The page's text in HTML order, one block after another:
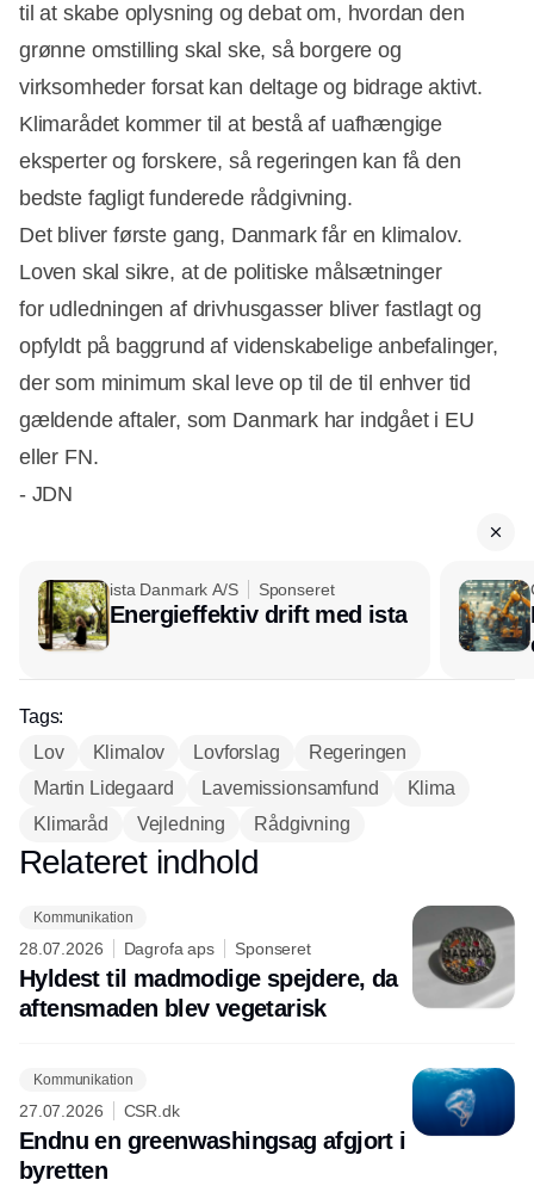
til at skabe oplysning og debat om, hvordan den
grønne omstilling skal ske, så borgere og
virksomheder forsat kan deltage og bidrage aktivt.
Klimarådet kommer til at bestå af uafhængige
eksperter og forskere, så regeringen kan få den
bedste fagligt funderede rådgivning.
Det bliver første gang, Danmark får en klimalov.
Loven skal sikre, at de politiske målsætninger
for udledningen af drivhusgasser bliver fastlagt og
opfyldt på baggrund af videnskabelige anbefalinger,
der som minimum skal leve op til de til enhver tid
gældende aftaler, som Danmark har indgået i EU
eller FN.
- JDN
ista Danmark A/S Sponseret
Energieffektiv drift med ista
Tags:
Lov
Klimalov Lovforslag
Regeringen
Martin Lidegaard
Lavemissionsamfund
Klima
Klimaråd
Vejledning Rådgivning
Annonce
Relateret indhold
Kommunikation
28.07.2026 Dagrofa aps Sponseret
Hyldest til madmodige spejdere, da
aftensmaden blev vegetarisk
Kommunikation
27.07.2026 CSR.dk
Endnu en greenwashingsag afgjort i
byretten